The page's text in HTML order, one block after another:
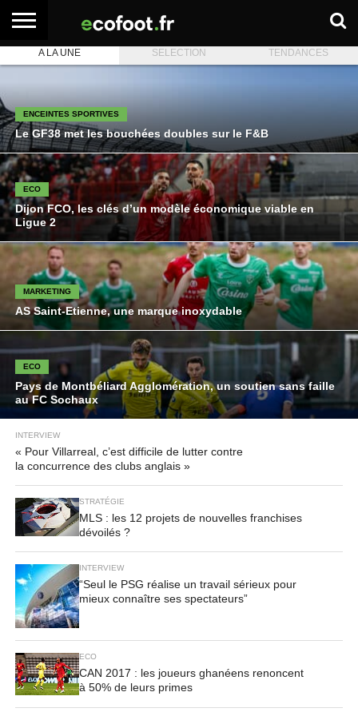
ACCUEIL
ARTICLES
ADHÉSION
SE
EMPLOI
BOITE
A LA UNE SELECTION TENDANCES
ENCEINTES SPORTIVES
Le GF38 met les bouchées doubles sur le F&B
ECO
Dijon FCO, les clés d’un modèle économique viable en
Ligue 2
MARKETING
AS Saint-Etienne, une marque inoxydable
ECO
Pays de Montbéliard Agglomération, un soutien sans faille
au FC Sochaux
INTERVIEW
« Pour Villarreal, c’est difficile de lutter contre
la concurrence des clubs anglais »
STRATÉGIE
MLS : les 12 projets de nouvelles franchises
dévoilés ?
INTERVIEW
“Seul le PSG réalise un travail sérieux pour
mieux connaître ses spectateurs”
ECO
CAN 2017 : les joueurs ghanéens renoncent
à 50% de leurs primes